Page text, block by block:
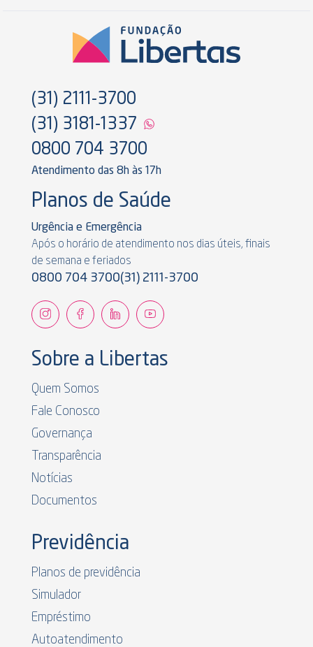
(31) 2111-3700
(31) 3181-1337
0800 704 3700
Atendimento das 8h às 17h
Planos de Saúde
Urgência e Emergência
Após o horário de atendimento nos dias úteis, finais
de semana e feriados
0800 704 3700(31) 2111-3700
Sobre a Libertas
Quem Somos
Fale Conosco
Governança
Transparência
Notícias
Documentos
Previdência
Planos de previdência
Simulador
Empréstimo
Autoatendimento